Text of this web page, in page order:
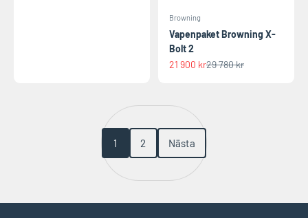
Browning
Vapenpaket Browning X-
Bolt 2
REA-pris
21 900 krPris
29 780 kr
1 2 Nästa